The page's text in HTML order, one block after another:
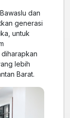
dan
generasi
untuk
lebih
Barat.